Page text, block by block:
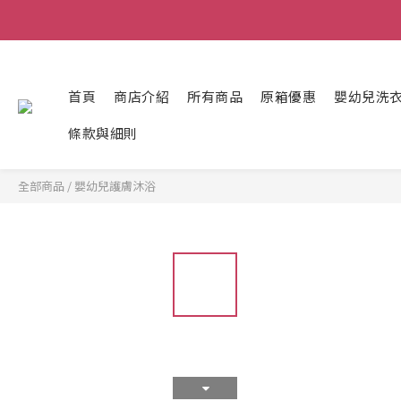
首頁 商店介紹 所有商品 原箱優惠
嬰幼兒洗
條款與細則
全部商品 / 嬰幼兒護膚沐浴